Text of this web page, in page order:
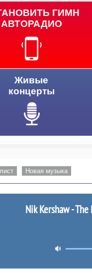
ГИМН
АВТОРАДИО
Живые
концерты
Новая музыка
Nik Kershaw -